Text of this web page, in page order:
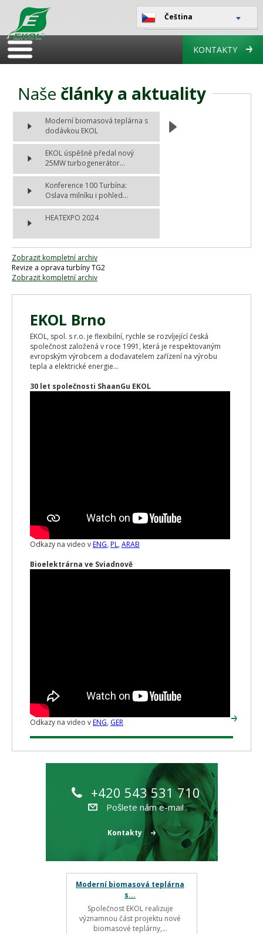
Čeština
KONTAKTY
Naše články a aktuality
Moderní biomasová teplárna s
dodávkou EKOL
EKOL úspěšně předal nový
25MW turbogenerátor...
Konference 100 Turbína:
Oslava milníku i pohled...
HEATEXPO 2024
Zobrazit kompletní archiv
Revize a oprava turbíny TG2
Zobrazit kompletní archiv
EKOL Brno
EKOL, spol. s r.o. je flexibilní, rychle se rozvíjející česká
společnost založená v roce 1991, která je respektovaným
evropským výrobcem a dodavatelem zařízení na výrobu
tepla a elektrické energie...
30 let společnosti ShaanGu EKOL
Odkazy na video vENG, PL, ARAB
Bioelektrárna ve Sviadnově
Odkazy na video vENG, GER
+420 543 531 710
Pošlete nám e-mail
Kontakty
Moderní biomasová teplárna
s...
Společnost EKOL realizuje
významnou část projektu nové
biomasové teplárny,...